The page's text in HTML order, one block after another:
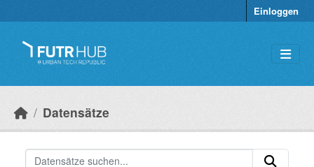
Einloggen
Datensätze